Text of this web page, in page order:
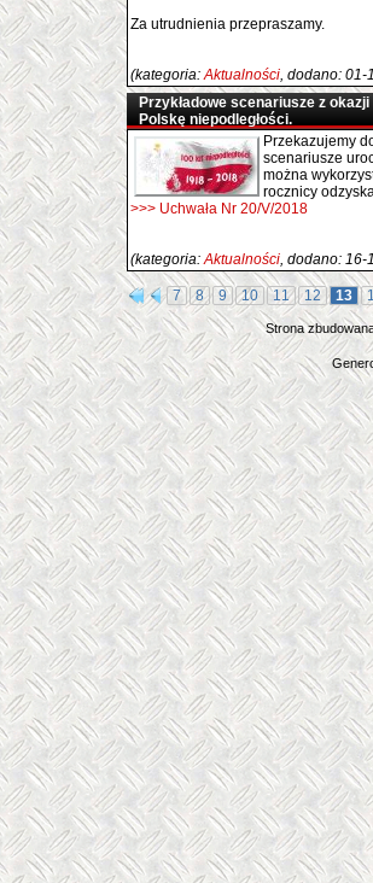
Za utrudnienia przepraszamy.
(kategoria:Aktualności, dodano: 01-
Przykładowe scenariusze z
Polskę niepodległości.
Przekazujemy
scenariusze
można
rocznicy
>>> Uchwała Nr 20/V/2018
(kategoria:Aktualności, dodano: 16-
7 8 9 10 11 12 13
Strona